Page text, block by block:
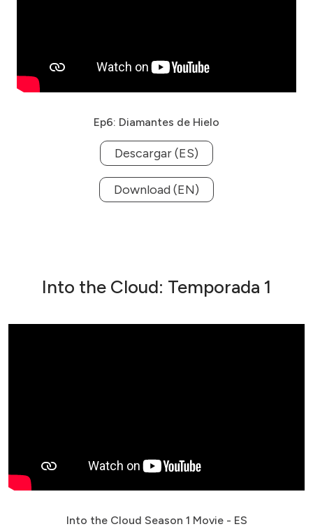
Ep6: Diamantes de Hielo
Descargar (ES)
Download (EN)
Into the Cloud: Temporada 1
Into the Cloud Season 1 Movie - ES